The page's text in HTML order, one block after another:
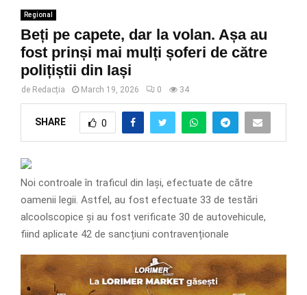
Regional
Beți pe capete, dar la volan. Așa au
fost prinși mai mulți șoferi de către
polițiștii din Iași
de Redacția March 19, 2026 0 34
SHARE 0
Noi controale în traficul din Iași, efectuate de către
oamenii legii. Astfel, au fost efectuate 33 de testări
alcoolscopice și au fost verificate 30 de autovehicule,
fiind aplicate 42 de sancțiuni contravenționale